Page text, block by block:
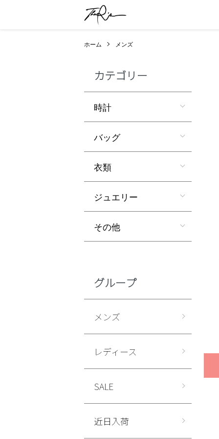
ホーム メンズ
カテゴリー
時計
バッグ
衣類
ジュエリー
その他
グループ
メンズ
レディース
SALE
近日入荷